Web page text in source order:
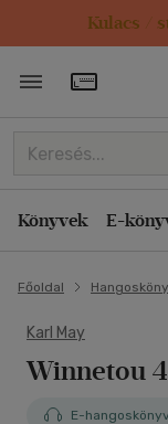
Kulacs /
Könyvek E-
Főoldal
Karl May
Winnetou
E-hangoskönyv